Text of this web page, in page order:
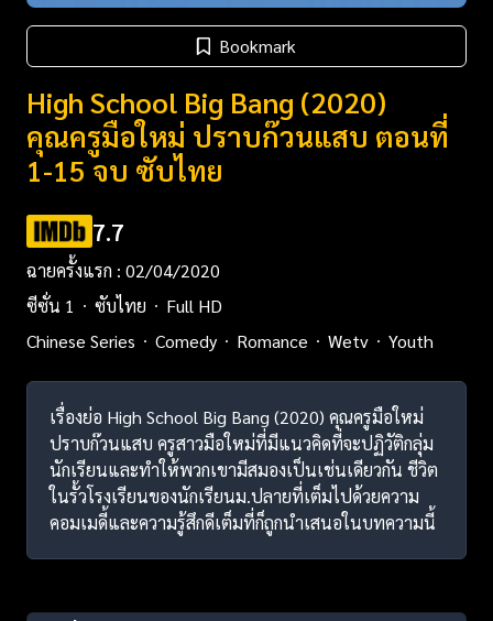
Bookmark
High School Big Bang (2020)
คุณครูมือใหม่ ปราบก๊วนแสบ ตอนที่
1-15 จบ ซับไทย
7.7
ฉายครั้งแรก : 02/04/2020
ซีซั่น 1
ซับไทย
Full HD
Chinese Series
Comedy Romance Wetv Youth
เรื่องย่อ High School Big Bang (2020) คุณครูมือใหม่
ปราบก๊วนแสบ ครูสาวมือใหม่ที่มีแนวคิดที่จะปฏิวัติกลุ่ม
นักเรียนและทำให้พวกเขามีสมองเป็นเช่นเดียวกัน ชีวิต
ในรั้วโรงเรียนของนักเรียนม.ปลายที่เต็มไปด้วยความ
คอมเมดี้และความรู้สึกดีเต็มที่ก็ถูกนำเสนอในบทความนี้